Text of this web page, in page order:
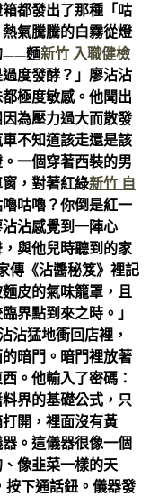
都發出了那種「咕
氣騰騰的白霧從燈
——麵新竹 入職健檢
度發酵？」廖沾沾
極度敏感。他聞出
為壓力過大而散發
不知道該走還是該
一個穿著西裝的男
，對著紅綠新竹 自
咕嚕？你倒是紅一
沾感覺到一陣心
與他兒時聽到的家
傳《沾醬秘笈》裡記
皮的氣味籠罩，且
界點到來之時。」
沾猛地衝回店裡，
暗門。暗門裡放著
。他輸入了密碼：
界的基礎公式，只
開，裡面沒有黃
。這儀器很像一個
像韭菜一樣的天
按下通話鈕。儀器發